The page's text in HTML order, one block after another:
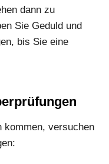
dann zu
Sie Geduld und
bis Sie eine
kommen, versuchen